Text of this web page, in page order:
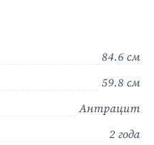
84.6 см
59.8 см
Антрацит
2 года